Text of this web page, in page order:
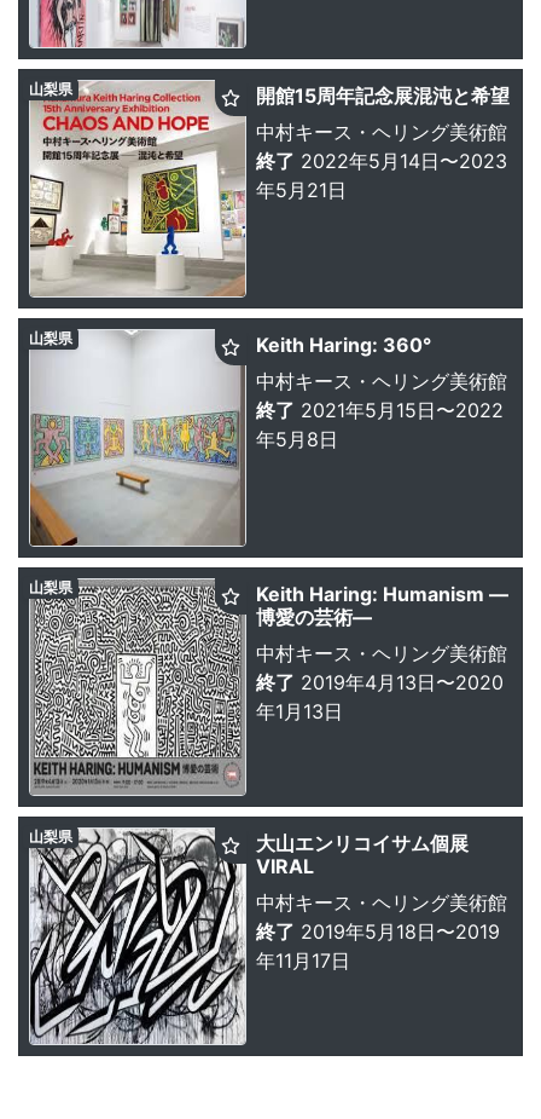
開館15周年記念展混沌と希望
中村キース・ヘリング美術館
終了 2022年5月14日〜2023
年5月21日
山梨県
Keith Haring: 360°
中村キース・ヘリング美術館
終了 2021年5月15日〜2022
年5月8日
山梨県
Keith Haring: Humanism —
博愛の芸術—
中村キース・ヘリング美術館
終了 2019年4月13日〜2020
年1月13日
山梨県
大山エンリコイサム個展
VIRAL
中村キース・ヘリング美術館
終了 2019年5月18日〜2019
年11月17日
山梨県